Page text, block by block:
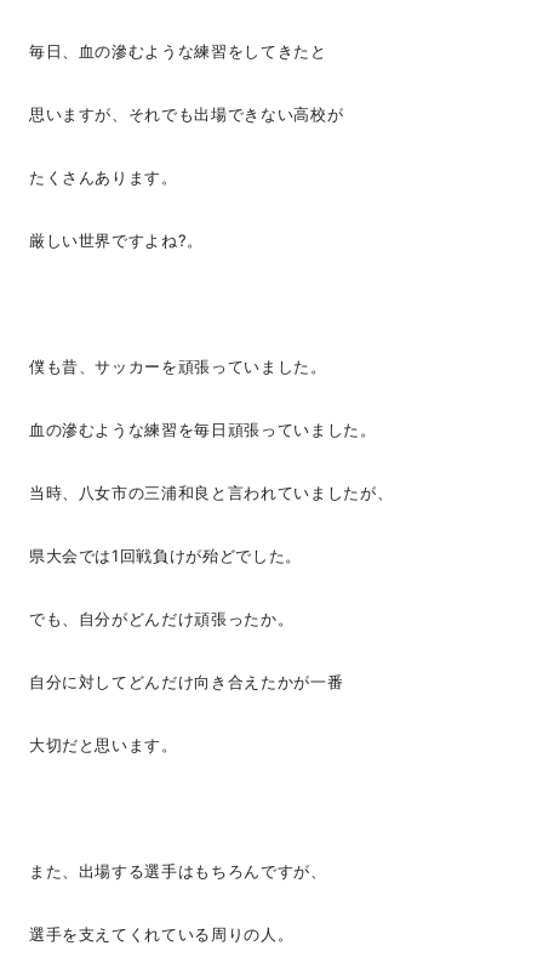
毎日、血の滲むような練習をしてきたと
思いますが、それでも出場できない高校が
たくさんあります。
厳しい世界ですよね?。
僕も昔、サッカーを頑張っていました。
血の滲むような練習を毎日頑張っていました。
当時、八女市の三浦和良と言われていましたが、
県大会では1回戦負けが殆どでした。
でも、自分がどんだけ頑張ったか。
自分に対してどんだけ向き合えたかが一番
大切だと思います。
また、出場する選手はもちろんですが、
選手を支えてくれている周りの人。